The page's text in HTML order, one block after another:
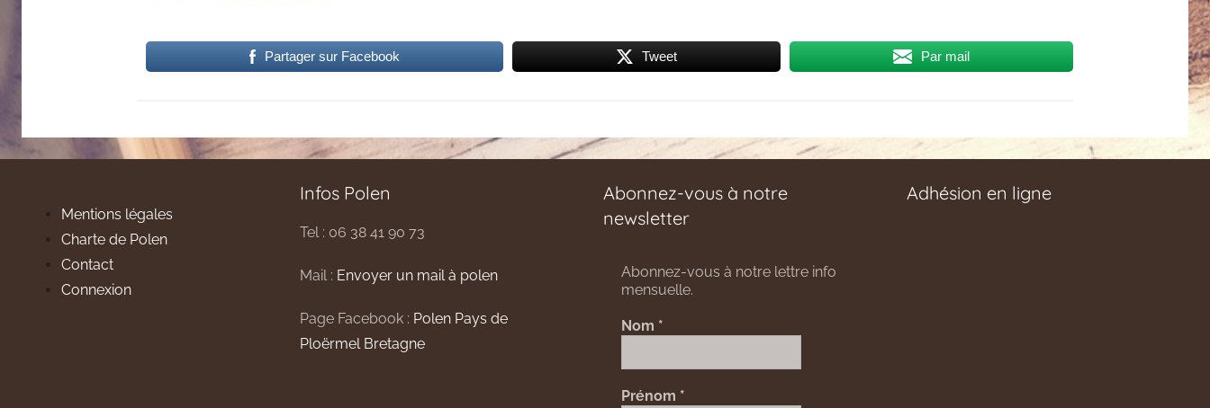
Partager sur Facebook Tweet Par mail
Mentions légales
Charte de Polen
Contact
Connexion
Infos Polen
Tel : 06 38 41 90 73
Mail : Envoyer un mail à polen
Page Facebook : Polen Pays de
Ploërmel Bretagne
Abonnez-vous à notre
newsletter
Abonnez-vous à notre lettre info
mensuelle.
Nom *
Prénom *
Adhésion en ligne